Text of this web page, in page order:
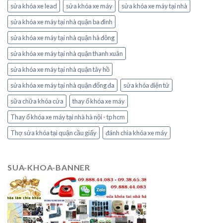
sửa khóa xe lead
sửa khóa xe máy
sửa khóa xe máy tại nhà
sửa khóa xe máy tại nhà quận ba đình
sửa khóa xe máy tại nhà quận hà đông
sửa khóa xe máy tại nhà quận thanh xuân
sửa khóa xe máy tại nhà quận tây hồ
sửa khóa xe máy tại nhà quận đống đa
sửa khóa điện tử
sữa chữa khóa cửa
thay ổ khóa xe máy
Thay ổ khóa xe máy tại nhà hà nội - tp hcm
Thợ sửa khóa tại quận cầu giấy
đánh chìa khóa xe máy
SUA-KHOA-BANNER